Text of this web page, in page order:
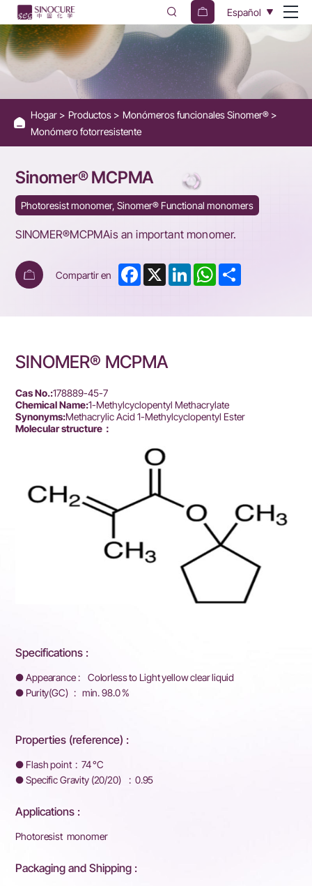
Photoresist
Monomer
MCPMA
1-
Methylcyclopentyl
Methacrylate
Español
Hogar Productos
Monómeros funcionales Sinomer®
Monómero fotorresistente
Sinomer® MCPMA
Photoresist monomer, Sinomer® Functional monomers
SINOMER®MCPMAis an important monomer.
Compartir en Facebook
X LinkedInWhatsApp
SINOMER® MCPMA
Cas No.:178889-45-7
Chemical Name:1-Methylcyclopentyl Methacrylate
Synonyms:Methacrylic Acid 1-Methylcyclopentyl Ester
Molecular structure：
Specifications :
● Appearance : Colorless to Light yellow clear liquid
● Purity(GC) : min. 98.0 %
Properties (reference) :
● Flash point : 74 °C
● Specific Gravity (20/20) : 0.95
Applications :
Photoresist monomer
Packaging and Shipping :